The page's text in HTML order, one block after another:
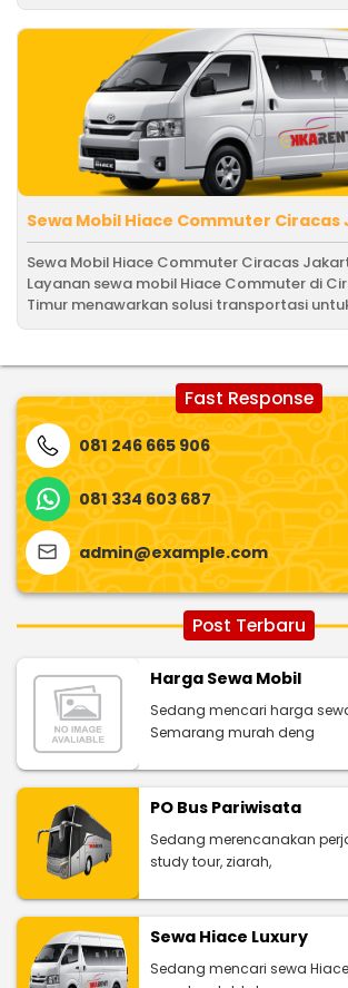
Sewa Mobil Hiace Commuter Ciracas
Sewa Mobil Hiace Commuter Ciracas
Layanan sewa mobil Hiace Commuter di
Timur menawarkan solusi transportasi
Fast Response
081 246 665 906
081 334 603 687
admin@example.com
Post Terbaru
Harga Sewa Mobil
Sedang mencari harga
Semarang murah deng
PO Bus Pariwisata
Sedang merencanakan
study tour, ziarah,
Sewa Hiace Luxury
Sedang mencari sewa